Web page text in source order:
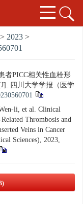
> 2023 >
者PICC相关性血栓形
四川大学学报（医学
li, et al. Clinical
Thrombosis and
Veins in Cancer
Sciences), 2023,